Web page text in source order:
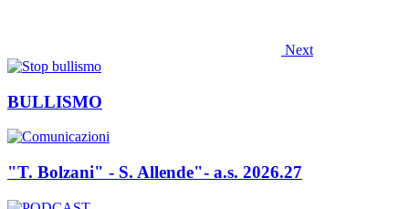
Next
BULLISMO
"T. Bolzani" - S. Allende"- a.s. 2026.27